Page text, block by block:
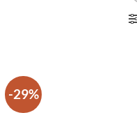
-29%